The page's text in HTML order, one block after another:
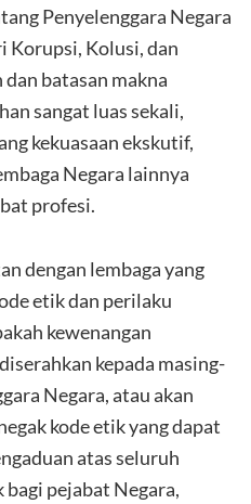
Penyelenggara Negara
Korupsi, Kolusi, dan
batasan makna
sangat luas sekali,
kekuasaan ekskutif,
Negara lainnya
profesi.
dengan lembaga yang
etik dan perilaku
kewenangan
kepada masing-
Negara, atau akan
kode etik yang dapat
atas seluruh
bagi pejabat Negara,